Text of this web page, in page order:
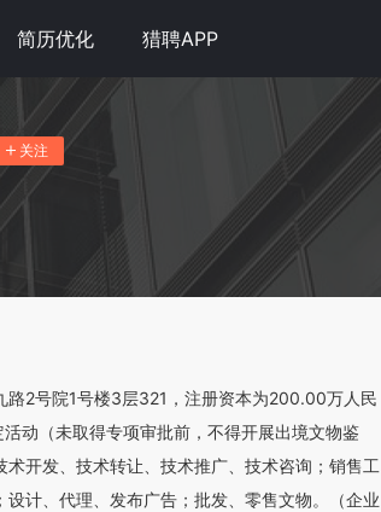
简历优化 猎聘APP
关注
路2号院1号楼3层321，注册资本为200.00万人民
动（未取得专项审批前，不得开展出境文物鉴
开发、技术转让、技术推广、技术咨询；销售工
计、代理、发布广告；批发、零售文物。（企业